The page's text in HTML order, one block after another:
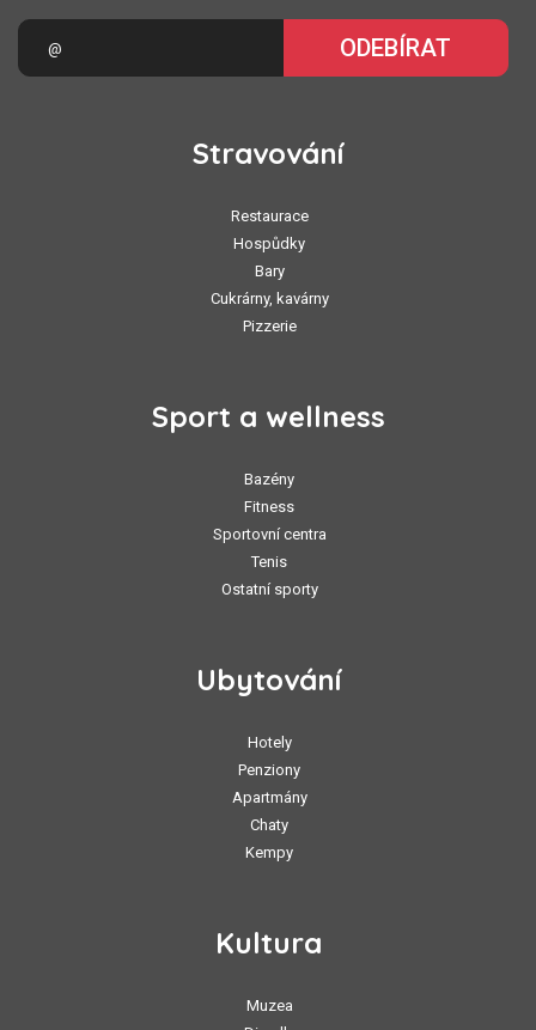
ODEBÍRAT
Stravování
Restaurace
Hospůdky
Bary
Cukrárny, kavárny
Pizzerie
Sport a wellness
Bazény
Fitness
Sportovní centra
Tenis
Ostatní sporty
Ubytování
Hotely
Penziony
Apartmány
Chaty
Kempy
Kultura
Muzea